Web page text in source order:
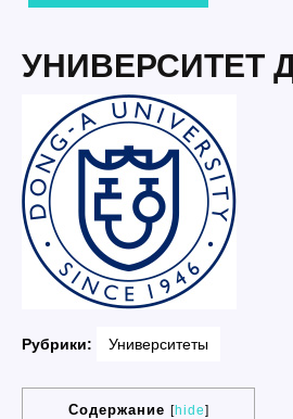
УНИВЕРСИТЕТ
Рубрики: Университеты
Содержание [hide]